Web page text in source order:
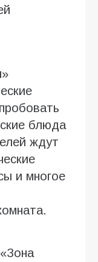
блюда
ждут
и многое